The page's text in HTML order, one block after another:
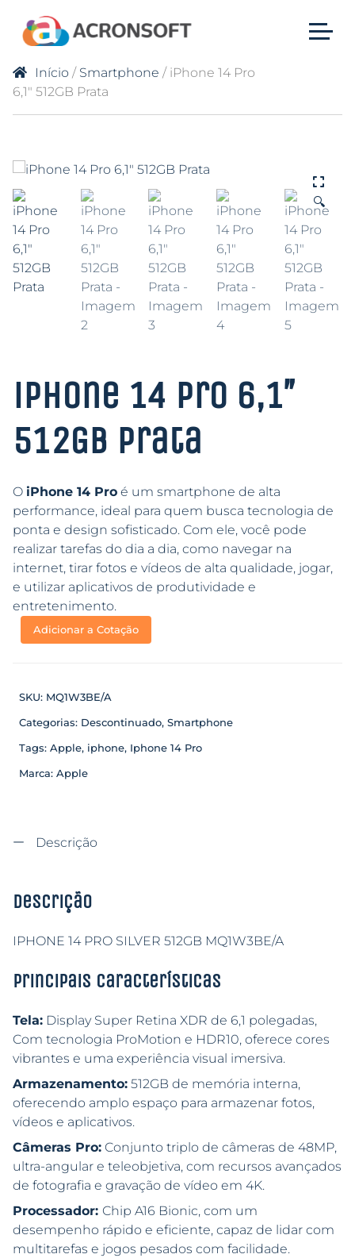
Início / Smartphone / iPhone 14 Pro
6,1″ 512GB Prata
🔍
iPhone 14 Pro 6,1″
512GB Prata
O iPhone 14 Pro é um smartphone de alta
performance, ideal para quem busca tecnologia de
ponta e design sofisticado. Com ele, você pode
realizar tarefas do dia a dia, como navegar na
internet, tirar fotos e vídeos de alta qualidade, jogar,
e utilizar aplicativos de produtividade e
entretenimento.
Adicionar a Cotação
SKU: MQ1W3BE/A
Categorias: Descontinuado, Smartphone
Tags: Apple, iphone, Iphone 14 Pro
Marca: Apple
Descrição
Descrição
IPHONE 14 PRO SILVER 512GB MQ1W3BE/A
Principais características
Tela: Display Super Retina XDR de 6,1 polegadas,
Com tecnologia ProMotion e HDR10, oferece cores
vibrantes e uma experiência visual imersiva.
Armazenamento: 512GB de memória interna,
oferecendo amplo espaço para armazenar fotos,
vídeos e aplicativos.
Câmeras Pro: Conjunto triplo de câmeras de 48MP,
ultra-angular e teleobjetiva, com recursos avançados
de fotografia e gravação de vídeo em 4K.
Processador: Chip A16 Bionic, com um
desempenho rápido e eficiente, capaz de lidar com
multitarefas e jogos pesados com facilidade.